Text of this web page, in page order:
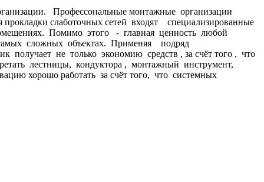
Профессональные монтажные организации
слаботочных сетей входят специализированные
Помимо этого - главная ценность любой
сложных объектах. Применяя подряд
получает не только экономию средств , за счёт того , что
лестницы, кондуктора , монтажный инструмент,
хорошо работать за счёт того, что системных